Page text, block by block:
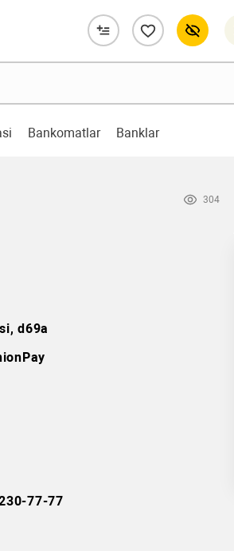
Bankomatlar Banklar
304
d69a
77-77